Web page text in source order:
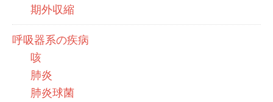
期外収縮
呼吸器系の疾病
咳
肺炎
肺炎球菌